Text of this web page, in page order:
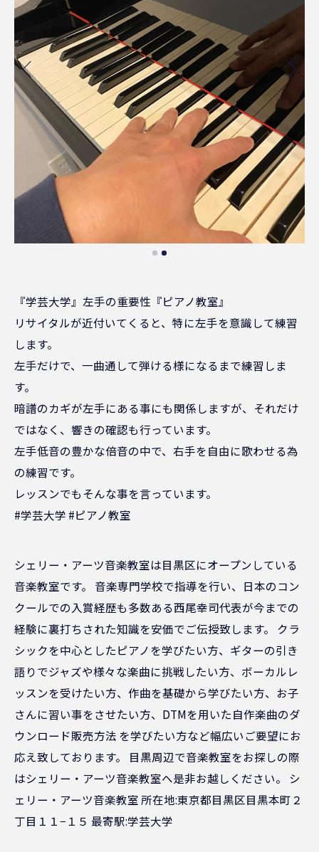
『学芸大学』左手の重要性『ピアノ教室』
リサイタルが近付いてくると、特に左手を意識して練習
します。
左手だけで、一曲通して弾ける様になるまで練習しま
す。
暗譜のカギが左手にある事にも関係しますが、それだけ
ではなく、響きの確認も行っています。
左手低音の豊かな倍音の中で、右手を自由に歌わせる為
の練習です。
レッスンでもそんな事を言っています。
#学芸大学 #ピアノ教室
シェリー・アーツ音楽教室は目黒区にオープンしている
音楽教室です。 音楽専門学校で指導を行い、日本のコン
クールでの入賞経歴も多数ある西尾幸司代表が今までの
経験に裏打ちされた知識を安価でご伝授致します。 クラ
シックを中心としたピアノを学びたい方、ギターの引き
語りでジャズや様々な楽曲に挑戦したい方、ボーカルレ
ッスンを受けたい方、作曲を基礎から学びたい方、お子
さんに習い事をさせたい方、DTMを用いた自作楽曲のダ
ウンロード販売方法 を学びたい方など幅広いご要望にお
応え致しております。 目黒周辺で音楽教室をお探しの際
はシェリー・アーツ音楽教室へ是非お越しください。 シ
ェリー・アーツ音楽教室 所在地:東京都目黒区目黒本町２
丁目１１−１５ 最寄駅:学芸大学